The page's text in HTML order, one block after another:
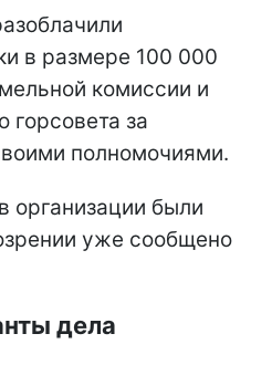
в размере 100 000
комиссии и
горсовета за
полномочиями.
организации были
уже сообщено
дела